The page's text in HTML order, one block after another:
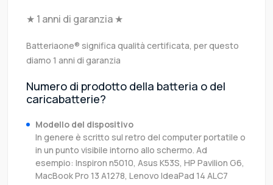
★ 1 anni di garanzia ★
Batteriaone® significa qualità certificata, per questo
diamo 1 anni di garanzia
Numero di prodotto della batteria o del
caricabatterie?
Modello del dispositivo
In genere è scritto sul retro del computer portatile o
in un punto visibile intorno allo schermo. Ad
esempio: Inspiron n5010, Asus K53S, HP Pavilion G6,
MacBook Pro 13 A1278, Lenovo IdeaPad 14 ALC7